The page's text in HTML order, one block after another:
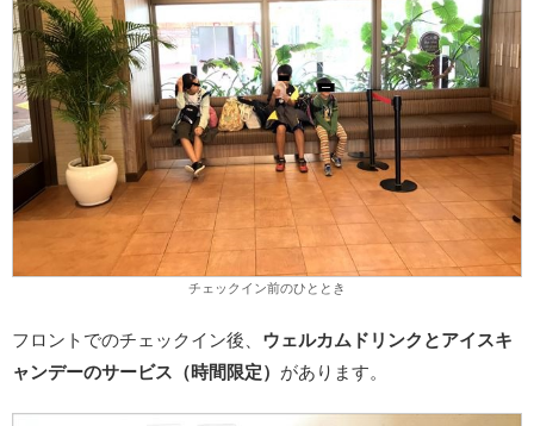
チェックイン前のひととき
フロントでのチェックイン後、 ウェルカムドリンクとアイスキ
ャンデーのサービス（時間限定） があります。